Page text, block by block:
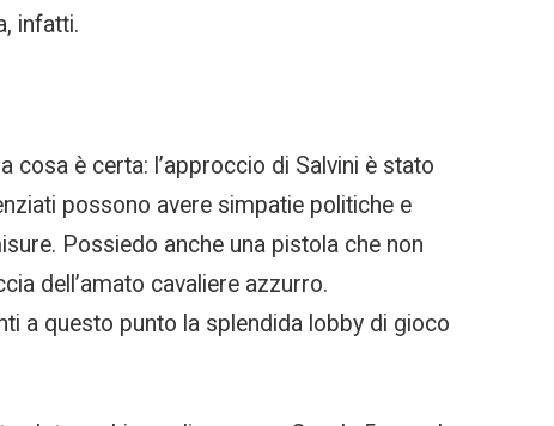
infatti.
è certa: l’approccio di Salvini è stato
possono avere simpatie politiche e
Possiedo anche una pistola che non
dell’amato cavaliere azzurro.
a questo punto la splendida lobby di gioco